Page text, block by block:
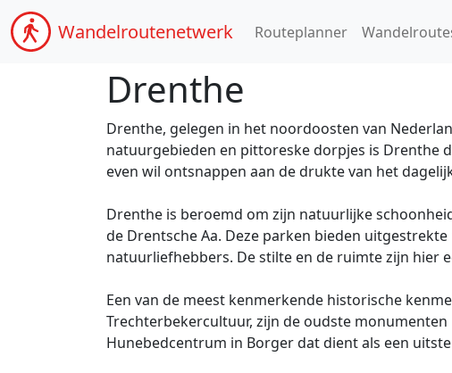
Wandelroutenetwerk Routeplanner
Drenthe
Drenthe, gelegen in het noordoosten van
natuurgebieden en pittoreske dorpjes is Drenthe
even wil ontsnappen aan de drukte van het
Drenthe is beroemd om zijn natuurlijke
de Drentsche Aa. Deze parken bieden
natuurliefhebbers. De stilte en de ruimte zijn hier
Een van de meest kenmerkende historische
Trechterbekercultuur, zijn de oudste
Hunebedcentrum in Borger dat dient als een